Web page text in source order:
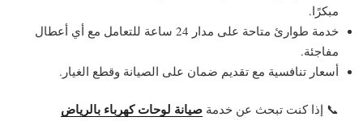
مبكرًا.
خدمة طوارئ متاحة على مدار 24 ساعة للتعامل مع أي أعطال
مفاجئة.
أسعار تنافسية مع تقديم ضمان على الصيانة وقطع الغيار.
📞 إذا كنت تبحث عن خدمة صيانة لوحات كهرباء بالرياض